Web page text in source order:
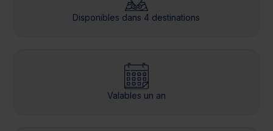
Disponibles dans 4 destinations
Valables un an